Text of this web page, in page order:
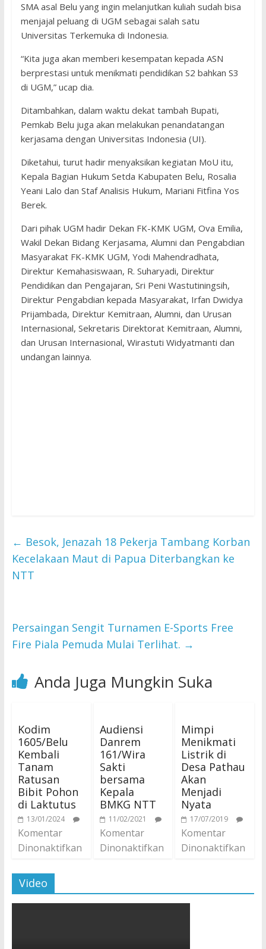
SMA asal Belu yang ingin melanjutkan kuliah sudah bisa
menjajal peluang di UGM sebagai salah satu
Universitas Terkemuka di Indonesia.
“Kita juga akan memberi kesempatan kepada ASN
berprestasi untuk menikmati pendidikan S2 bahkan S3
di UGM,” ucap dia.
Ditambahkan, dalam waktu dekat tambah Bupati,
Pemkab Belu juga akan melakukan penandatangan
kerjasama dengan Universitas Indonesia (UI).
Diketahui, turut hadir menyaksikan kegiatan MoU itu,
Kepala Bagian Hukum Setda Kabupaten Belu, Rosalia
Yeani Lalo dan Staf Analisis Hukum, Mariani Fitfina Yos
Berek.
Dari pihak UGM hadir Dekan FK-KMK UGM, Ova Emilia,
Wakil Dekan Bidang Kerjasama, Alumni dan Pengabdian
Masyarakat FK-KMK UGM, Yodi Mahendradhata,
Direktur Kemahasiswaan, R. Suharyadi, Direktur
Pendidikan dan Pengajaran, Sri Peni Wastutiningsih,
Direktur Pengabdian kepada Masyarakat, Irfan Dwidya
Prijambada, Direktur Kemitraan, Alumni, dan Urusan
Internasional, Sekretaris Direktorat Kemitraan, Alumni,
dan Urusan Internasional, Wirastuti Widyatmanti dan
undangan lainnya.
← Besok, Jenazah 18 Pekerja Tambang Korban
Kecelakaan Maut di Papua Diterbangkan ke
NTT
Persaingan Sengit Turnamen E-Sports Free
Fire Piala Pemuda Mulai Terlihat. →
Anda Juga Mungkin Suka
Kodim
1605/Belu
Kembali
Tanam
Ratusan
Bibit Pohon
di Laktutus
13/01/2024
Komentar
Dinonaktifkan
Audiensi
Danrem
161/Wira
Sakti
bersama
Kepala
BMKG NTT
11/02/2021
Komentar
Dinonaktifkan
Mimpi
Menikmati
Listrik di
Desa Pathau
Akan
Menjadi
Nyata
17/07/2019
Komentar
Dinonaktifkan
Video